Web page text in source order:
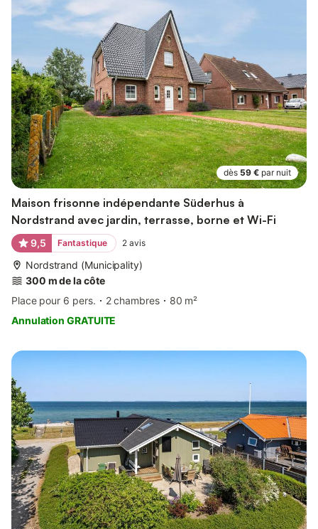
dès 59 € par nuit
Maison frisonne indépendante Süderhus à
Nordstrand avec jardin, terrasse, borne et Wi-Fi
9,5 Fantastique 2 avis
Nordstrand (Municipality)
300 m de la côte
Place pour 6 pers.
2 chambres
80 m²
Annulation GRATUITE